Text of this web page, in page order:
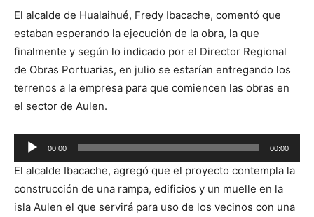
El alcalde de Hualaihué, Fredy Ibacache, comentó que
estaban esperando la ejecución de la obra, la que
finalmente y según lo indicado por el Director Regional
de Obras Portuarias, en julio se estarían entregando los
terrenos a la empresa para que comiencen las obras en
el sector de Aulen.
Reproductor
de
audio
00:00 00:00
El alcalde Ibacache, agregó que el proyecto contempla la
construcción de una rampa, edificios y un muelle en la
isla Aulen el que servirá para uso de los vecinos con una